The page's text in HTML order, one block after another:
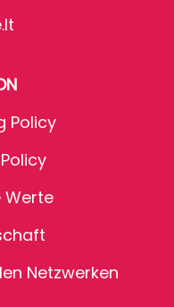
Policy
Werte
Netzwerken